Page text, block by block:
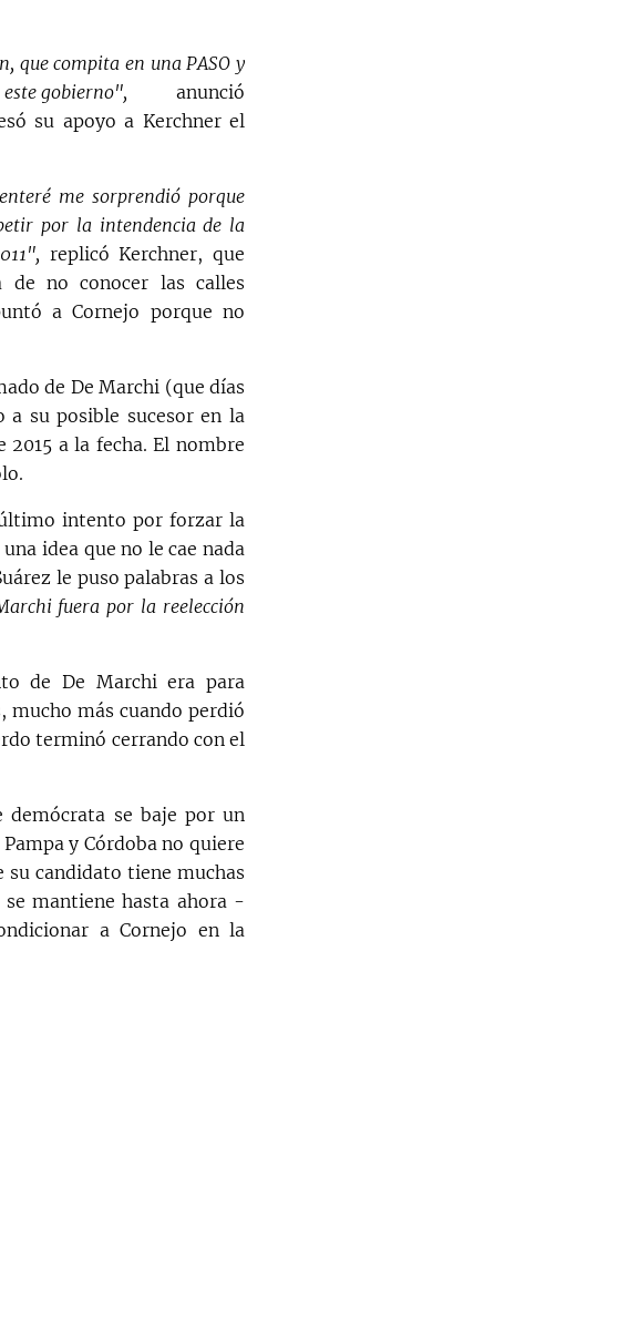
que compita en una PASO y
gobierno",
anunció
su apoyo a Kerchner el
me sorprendió porque
por la intendencia de la
replicó Kerchner, que
de no conocer las calles
a Cornejo porque no
de De Marchi (que días
su posible sucesor en la
a la fecha. El nombre
intento por forzar la
idea que no le cae nada
le puso palabras a los
fuera por la reelección
de De Marchi era para
mucho más cuando perdió
terminó cerrando con el
demócrata se baje por un
y Córdoba no quiere
su candidato tiene muchas
mantiene hasta ahora -
a Cornejo en la